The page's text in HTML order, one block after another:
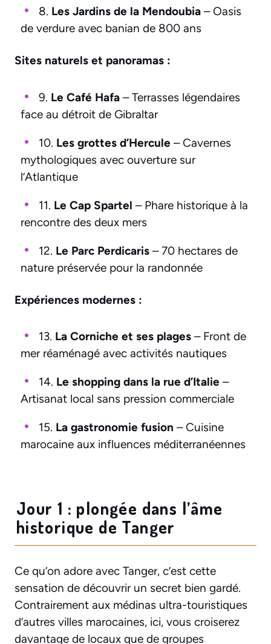
8. Les Jardins de la Mendoubia – Oasis
de verdure avec banian de 800 ans
Sites naturels et panoramas :
9. Le Café Hafa – Terrasses légendaires
face au détroit de Gibraltar
10. Les grottes d’Hercule – Cavernes
mythologiques avec ouverture sur
l’Atlantique
11. Le Cap Spartel – Phare historique à la
rencontre des deux mers
12. Le Parc Perdicaris – 70 hectares de
nature préservée pour la randonnée
Expériences modernes :
13. La Corniche et ses plages – Front de
mer réaménagé avec activités nautiques
14. Le shopping dans la rue d’Italie –
Artisanat local sans pression commerciale
15. La gastronomie fusion – Cuisine
marocaine aux influences méditerranéennes
Jour 1 : plongée dans l’âme
historique de Tanger
Ce qu’on adore avec Tanger, c’est cette
sensation de découvrir un secret bien gardé.
Contrairement aux médinas ultra-touristiques
d’autres villes marocaines, ici, vous croiserez
davantage de locaux que de groupes